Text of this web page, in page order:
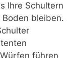
Ihre Schultern
bleiben.
führen